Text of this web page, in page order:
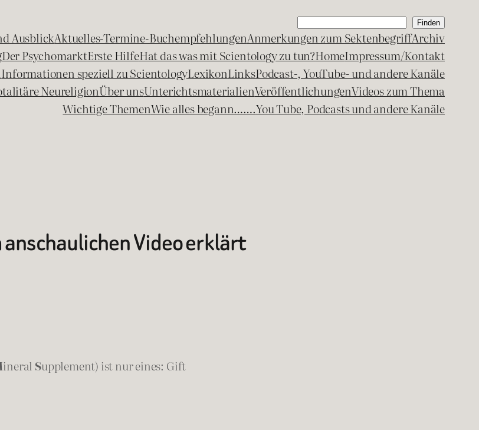
Suchen Finden
AusblickAktuelles-Termine-BuchempfehlungenAnmerkungen zum SektenbegriffArchiv
Der PsychomarktErste HilfeHat das was mit Scientology zu tun?HomeImpressum/Kontakt
Informationen speziell zu ScientologyLexikonLinksPodcast-, YouTube- und andere Kanäle
NeureligionÜber unsUnterichtsmaterialienVeröffentlichungenVideos zum Thema
Wichtige ThemenWie alles begann…….You Tube, Podcasts und andere Kanäle
Video erklärt
ineral Supplement) ist nur eines: Gift